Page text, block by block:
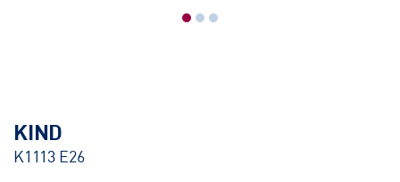
KIND
K1113 E26